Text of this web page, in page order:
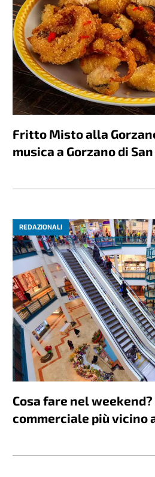
Fritto Misto alla
musica a Gorzano di
REDAZIONALI
Cosa fare nel
commerciale più vicino